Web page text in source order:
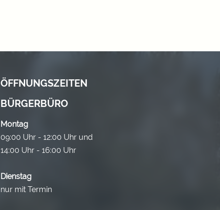
ÖFFNUNGSZEITEN
BÜRGERBÜRO
Montag
09:00 Uhr - 12:00 Uhr und
14:00 Uhr - 16:00 Uhr
Dienstag
nur mit Termin